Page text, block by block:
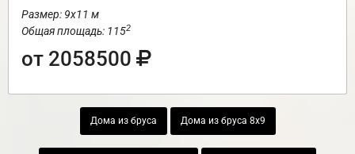
Размер: 9х11 м
Общая площадь: 1152
от 2058500
Дома из бруса Дома из бруса 8х9